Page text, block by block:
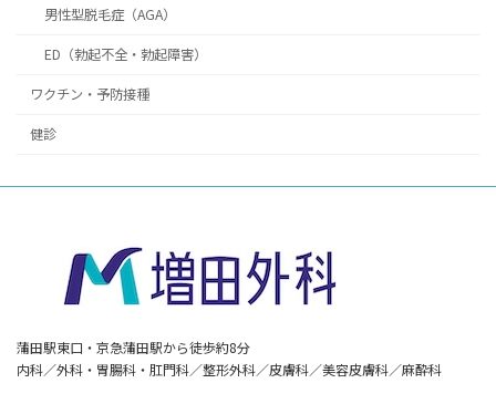
男性型脱毛症（AGA）
ED（勃起不全・勃起障害）
ワクチン・予防接種
健診
蒲田駅東口・京急蒲田駅から徒歩約8分
内科／外科・胃腸科・肛門科／整形外科／皮膚科／美容皮膚科／麻酔科